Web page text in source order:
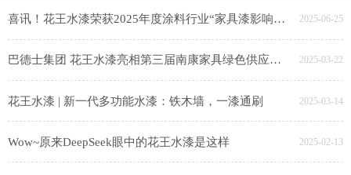
喜讯！花王水漆荣获2025年度涂料行业“家具漆影响力品牌” 2025-06-25
巴德士集团 花王水漆亮相第三届南康家具绿色供应链展，助力家具产业链绿色转型 2025-03-22
花王水漆 | 新一代多功能水漆：铁木墙，一漆通刷 2025-03-14
Wow~原来DeepSeek眼中的花王水漆是这样 2025-02-13